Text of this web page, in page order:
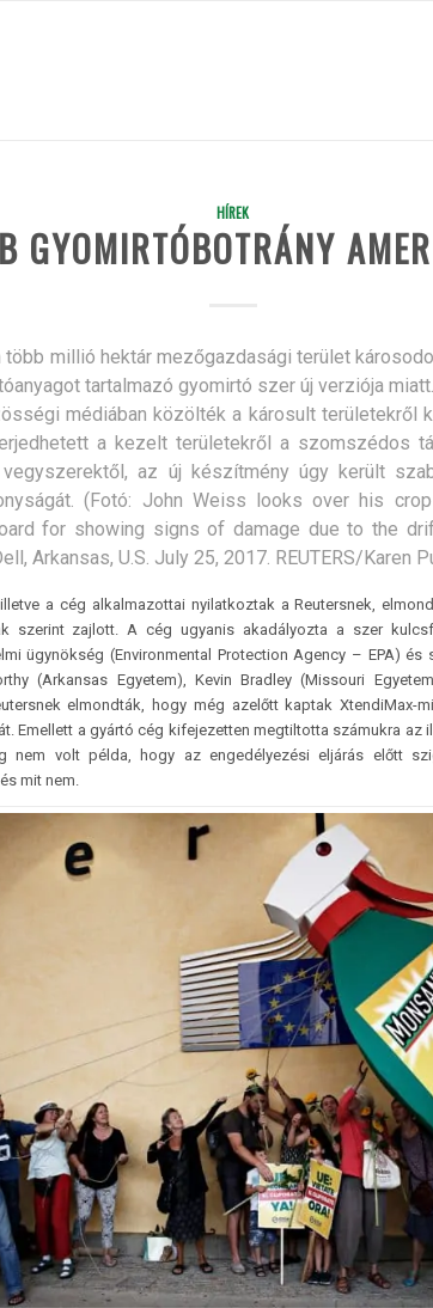
HÍREK
GYOMIRTÓBOTRÁNY
millió hektár mezőgazdasági terület
tartalmazó gyomirtó szer új verziója miatt.
médiában közölték a károsult területekről
a kezelt területekről a szomszédos
az új készítmény úgy került
(Fotó: John Weiss looks over his
for showing signs of damage due to the
Arkansas, U.S. July 25, 2017. REUTERS/Karen
a cég alkalmazottai nyilatkoztak a Reutersnek,
szerint zajlott. A cég ugyanis akadályozta a szer
ügynökség (Environmental Protection Agency – EPA)
(Arkansas Egyetem), Kevin Bradley (Missouri
elmondták, hogy még azelőtt kaptak XtendiMax-
Emellett a gyártó cég kifejezetten megtiltotta számukra
nem volt példa, hogy az engedélyezési eljárás előtt
mit nem.